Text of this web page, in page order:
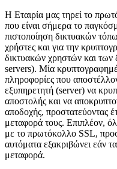
H Εταιρία μας τηρεί το
που είναι σήμερα το
πιστοποίηση δικτυακών
χρήστες και για την
δικτυακών χρηστών και
servers). Μία
πληροφορίες που
εξυπηρετητή (server) να
αποστολής και να
αποδοχής, προστατεύοντας
μεταφορά τους. Επιπλέον,
με το πρωτόκολλο SSL,
αυτόματα εξακριβώνει εάν
μεταφορά.